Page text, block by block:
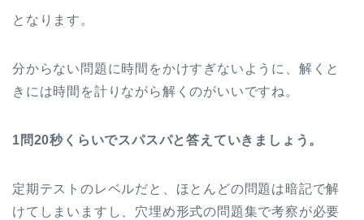
となります。
分からない問題に時間をかけすぎないように、解くと
きには時間を計りながら解くのがいいですね。
1問20秒くらいでスパスパと答えていきましょう。
定期テストのレベルだと、ほとんどの問題は暗記で解
けてしまいますし、穴埋め形式の問題集で考察が必要